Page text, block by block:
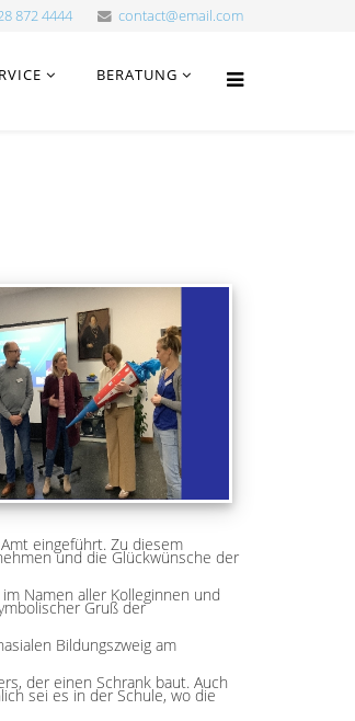
872 4444 contact@email.com
BERATUNG
eingeführt. Zu diesem
und die Glückwünsche der
Namen aller Kolleginnen und
Gruß der
Bildungszweig am
der einen Schrank baut. Auch
sei es in der Schule, wo die